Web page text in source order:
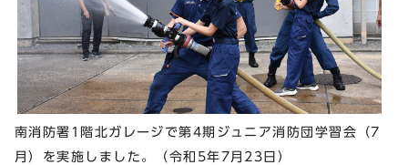
南消防署1階北ガレージで第4期ジュニア消防団学習会（7
月）を実施しました。（令和5年7月23日）